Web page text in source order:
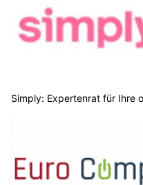
Simply: Expertenrat für Ihre